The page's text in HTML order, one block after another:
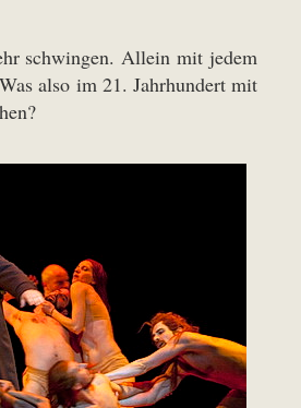
schwingen. Allein mit jedem
also im 21. Jahrhundert mit